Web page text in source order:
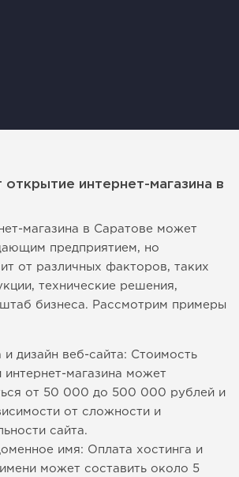
открытие интернет-магазина в
магазина в Саратове может
предприятием, но
от различных факторов, таких
технические решения,
бизнеса. Рассмотрим примеры
и дизайн веб-сайта: Стоимость
интернет-магазина может
от 50 000 до 500 000 рублей и
от сложности и
сайта.
имя: Оплата хостинга и
может составить около 5